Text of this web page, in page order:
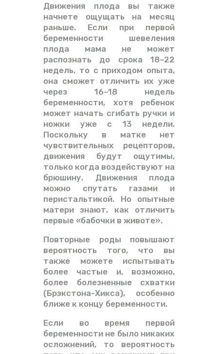
Движения плода вы также
начнете ощущать на месяц
раньше. Если при первой
беременности шевеления
плода мама не может
распознать до срока 18–22
недель, то с приходом опыта,
она сможет отличить их уже
через 16–18 недель
беременности, хотя ребенок
может начать сгибать ручки и
ножки уже с 13 недели.
Поскольку в матке нет
чувствительных рецепторов,
движения будут ощутимы,
только когда воздействуют на
брюшину. Движения плода
можно спутать газами и
перистальтикой. Но опытные
матери знают, как отличить
первые «бабочки в животе».
Повторные роды повышают
вероятность того, что вы
также можете испытывать
более частые и, возможно,
более болезненные схватки
(Брэкстона-Хикса), особенно
ближе к концу беременности.
Если во время первой
беременности не было никаких
осложнений, то вероятность